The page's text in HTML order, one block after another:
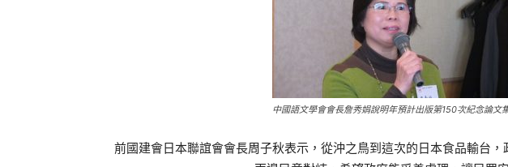
中國語文學會會長詹秀娟說明年預計出版第150次紀念論文
前國建會日本聯誼會會長周子秋表示，從沖之鳥到這次的日本食品輸台